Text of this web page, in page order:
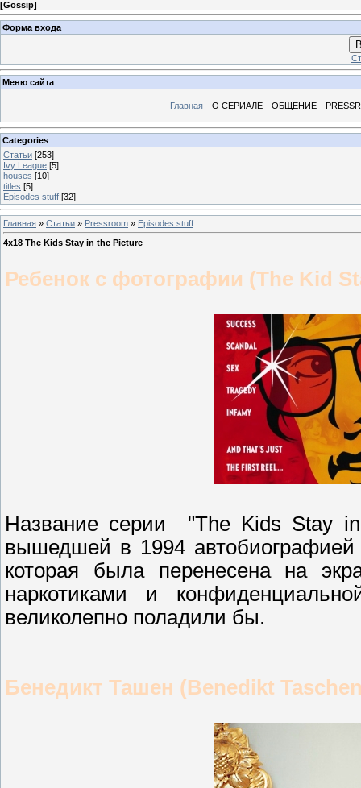
[Gossip]
Форма входа
Меню сайта
Главная О СЕРИАЛЕ ОБЩЕНИЕ
Categories
Статьи [253]
Ivy League [5]
houses [10]
titles [5]
Episodes stuff [32]
Главная » Статьи » Pressroom » Episodes stuff
4х18 The Kids Stay in the Picture
Ребенок с фотографии (The Kid
Название серии "The Kids Stay
вышедшей в 1994 автобиографией
которая была перенесена на
наркотиками и
великолепно поладили бы.
Бенедикт Ташен (Benedikt